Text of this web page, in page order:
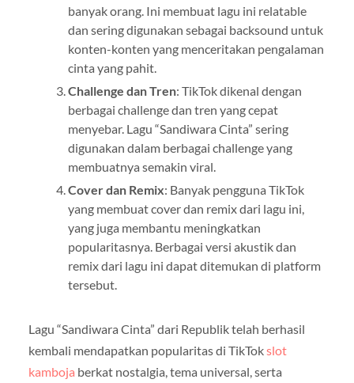
banyak orang. Ini membuat lagu ini relatable
dan sering digunakan sebagai backsound untuk
konten-konten yang menceritakan pengalaman
cinta yang pahit.
Challenge dan Tren: TikTok dikenal dengan
berbagai challenge dan tren yang cepat
menyebar. Lagu “Sandiwara Cinta” sering
digunakan dalam berbagai challenge yang
membuatnya semakin viral.
Cover dan Remix: Banyak pengguna TikTok
yang membuat cover dan remix dari lagu ini,
yang juga membantu meningkatkan
popularitasnya. Berbagai versi akustik dan
remix dari lagu ini dapat ditemukan di platform
tersebut.
Lagu “Sandiwara Cinta” dari Republik telah berhasil
kembali mendapatkan popularitas di TikTokslot
kamboja berkat nostalgia, tema universal, serta